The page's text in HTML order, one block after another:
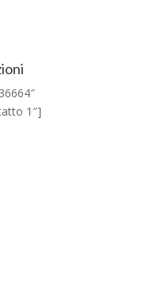
1″]